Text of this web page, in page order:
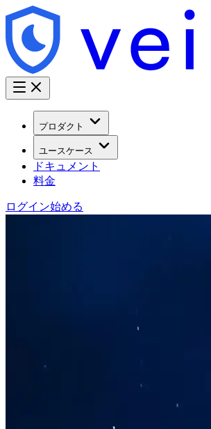
プロダクト
ユースケース
ドキュメント
料金
ログイン始める